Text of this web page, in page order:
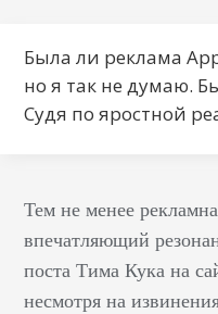
Была ли реклама
но я так не думаю.
Судя по яростной
Тем не менее
впечатляющий
поста Тима Кука на
несмотря на